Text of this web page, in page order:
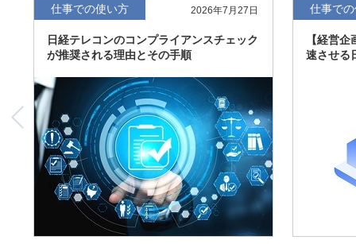
「東洋経済外資系企業情報」の2026年版、約3,100社を収録
「日経POS情報マーケットレポート」の最新版、10～3月実
績の市場動向を速報
「東洋経済会社四季報」2026年夏号に更新、新たに2027年
度の予想を実施
仕事での使い方 2026年7月27日
日経テレコンのコンプライアンスチェック
が推奨される理由とその手順
仕事で
【経営
速させる